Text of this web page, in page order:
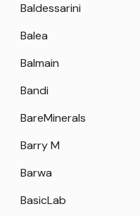
Baldessarini
Balea
Balmain
Bandi
BareMinerals
Barry M
Barwa
BasicLab